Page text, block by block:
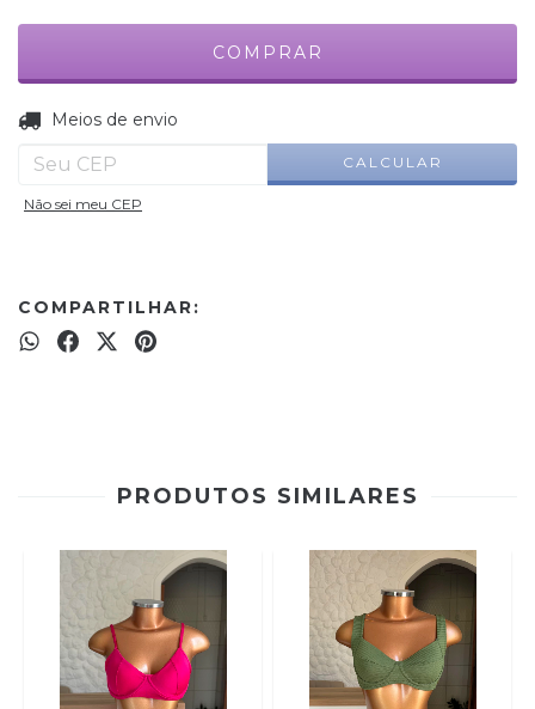
Entregas para o CEP:
Meios de envio
CALCULAR
Não sei meu CEP
COMPARTILHAR:
PRODUTOS SIMILARES